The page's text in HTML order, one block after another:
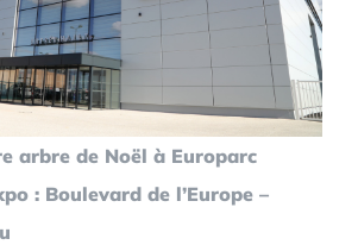
arbre de Noël à Europarc
: Boulevard de l’Europe –